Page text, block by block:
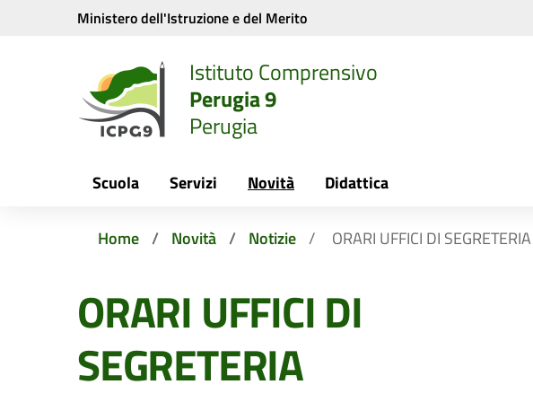
Vai ai contenuti
Vai al menu di navigazione
Ministero dell'Istruzione e del Merito
Istituto Comprensivo
Perugia 9
Perugia
Scuola Servizi Novità Didattica
Home Novità Notizie ORARI UFFICI DI SEGRETERIA
ORARI UFFICI DI
SEGRETERIA